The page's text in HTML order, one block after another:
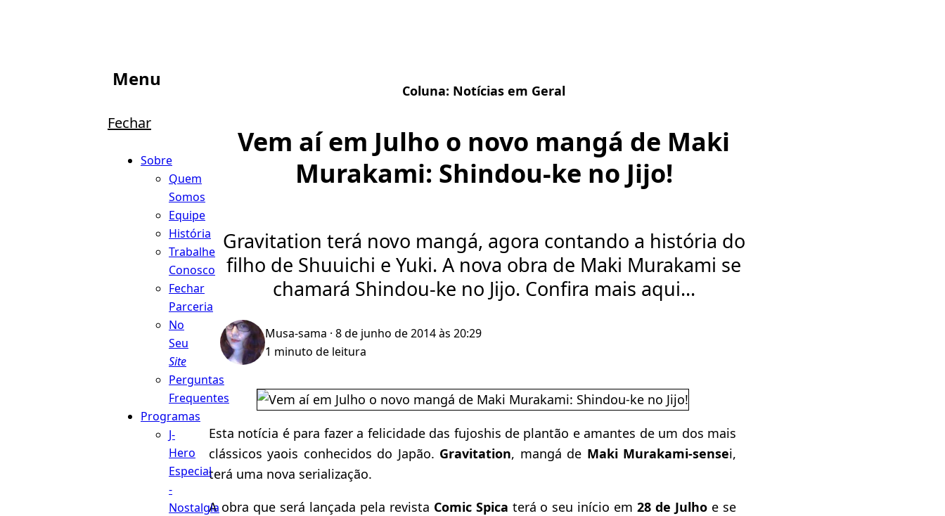
Menu
Fechar
Sobre
Quem
Somos
Equipe
História
Trabalhe
Conosco
Fechar
Parceria
No
Seu
Site
Perguntas
Frequentes
Programas
J-
Hero
Especial
-
Nostalgia
Coluna: Notícias em Geral
Vem aí em Julho o novo mangá de Maki
Murakami: Shindou-ke no Jijo!
Gravitation terá novo mangá, agora contando a história do
filho de Shuuichi e Yuki. A nova obra de Maki Murakami se
chamará Shindou-ke no Jijo. Confira mais aqui...
Musa-sama · 8 de junho de 2014 às 20:29
1 minuto de leitura
Esta notícia é para fazer a felicidade das fujoshis de plantão e amantes de um dos mais
clássicos yaois conhecidos do Japão. Gravitation, mangá de Maki Murakami-sensei,
terá uma nova serialização.
A obra que será lançada pela revista Comic Spica terá o seu início em 28 de Julho e se